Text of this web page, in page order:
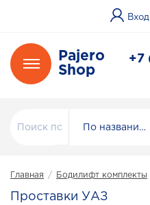
Вход
Pajero
Shop
+7
По названию
Главная / Бодилифт комплекты
Проставки УАЗ